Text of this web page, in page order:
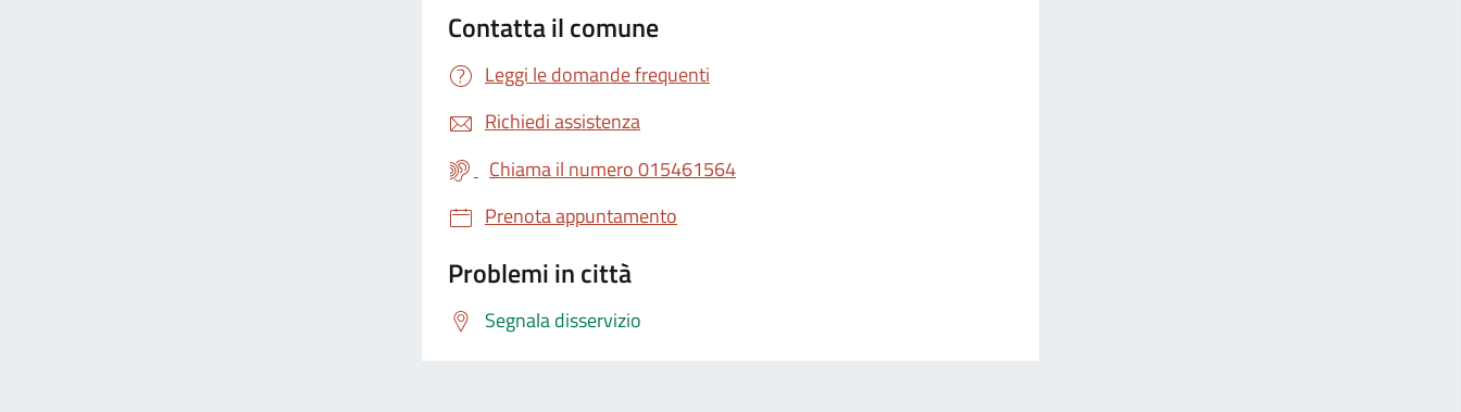
Contatta il comune
Leggi le domande frequenti
Richiedi assistenza
Chiama il numero 015461564
Prenota appuntamento
Problemi in città
Segnala disservizio